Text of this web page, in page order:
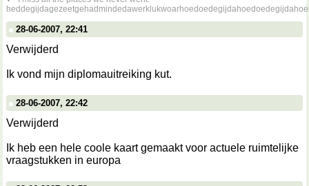
28-06-2007, 22:41
Verwijderd
Ik vond mijn diplomauitreiking kut.
28-06-2007, 22:42
Verwijderd
Ik heb een hele coole kaart gemaakt voor actuele ruimtelijke
vraagstukken in europa